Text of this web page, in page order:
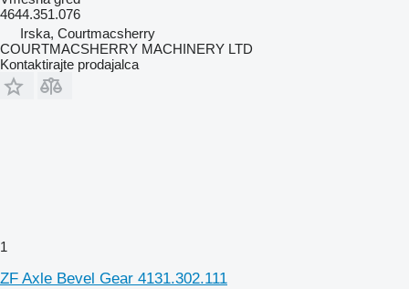
4644.351.076
Irska, Courtmacsherry
COURTMACSHERRY MACHINERY LTD
Kontaktirajte prodajalca
1
ZF Axle Bevel Gear 4131.302.111